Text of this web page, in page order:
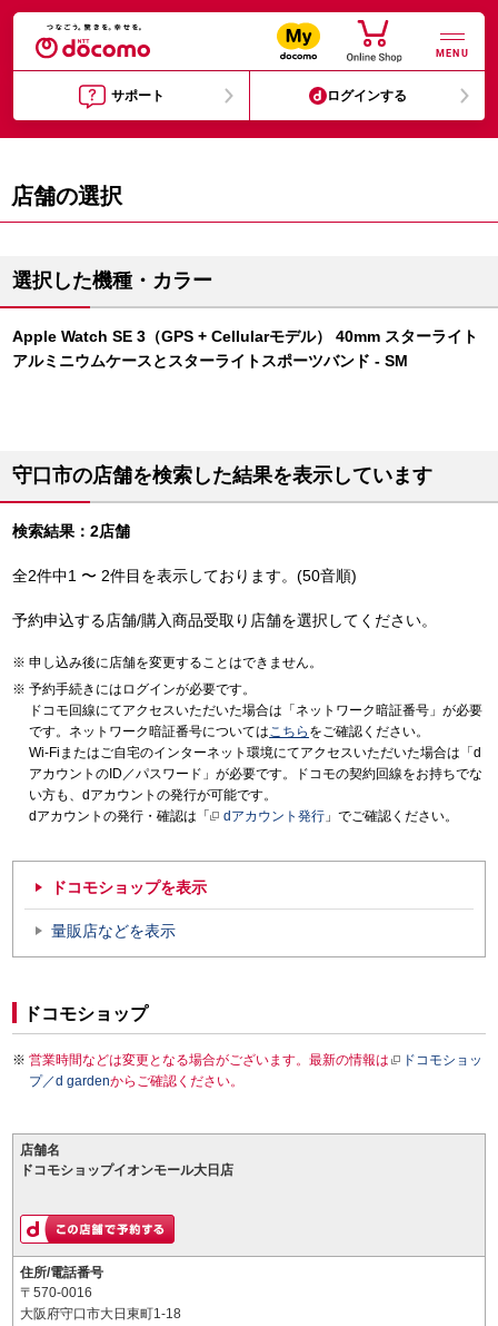
MENU
サポート ログインする
店舗の選択
選択した機種・カラー
Apple Watch SE 3（GPS + Cellularモデル） 40mm スターライト
アルミニウムケースとスターライトスポーツバンド - SM
守口市の店舗を検索した結果を表示しています
検索結果：2店舗
全2件中1 〜 2件目を表示しております。(50音順)
予約申込する店舗/購入商品受取り店舗を選択してください。
申し込み後に店舗を変更することはできません。
予約手続きにはログインが必要です。
ドコモ回線にてアクセスいただいた場合は「ネットワーク暗証番号」が必要
です。ネットワーク暗証番号についてはこちら をご確認ください。
Wi-Fiまたはご自宅のインターネット環境にてアクセスいただいた場合は「d
アカウントのID／パスワード」が必要です。ドコモの契約回線をお持ちでな
い方も、dアカウントの発行が可能です。
dアカウントの発行・確認は「
dアカウント発行 」でご確認ください。
ドコモショップを表示
量販店などを表示
ドコモショップ
営業時間などは変更となる場合がございます。最新の情報は
ドコモショッ
プ／d gardenからご確認ください。
店舗名
ドコモショップイオンモール大日店
住所/電話番号
〒570-0016
大阪府守口市大日東町1-18